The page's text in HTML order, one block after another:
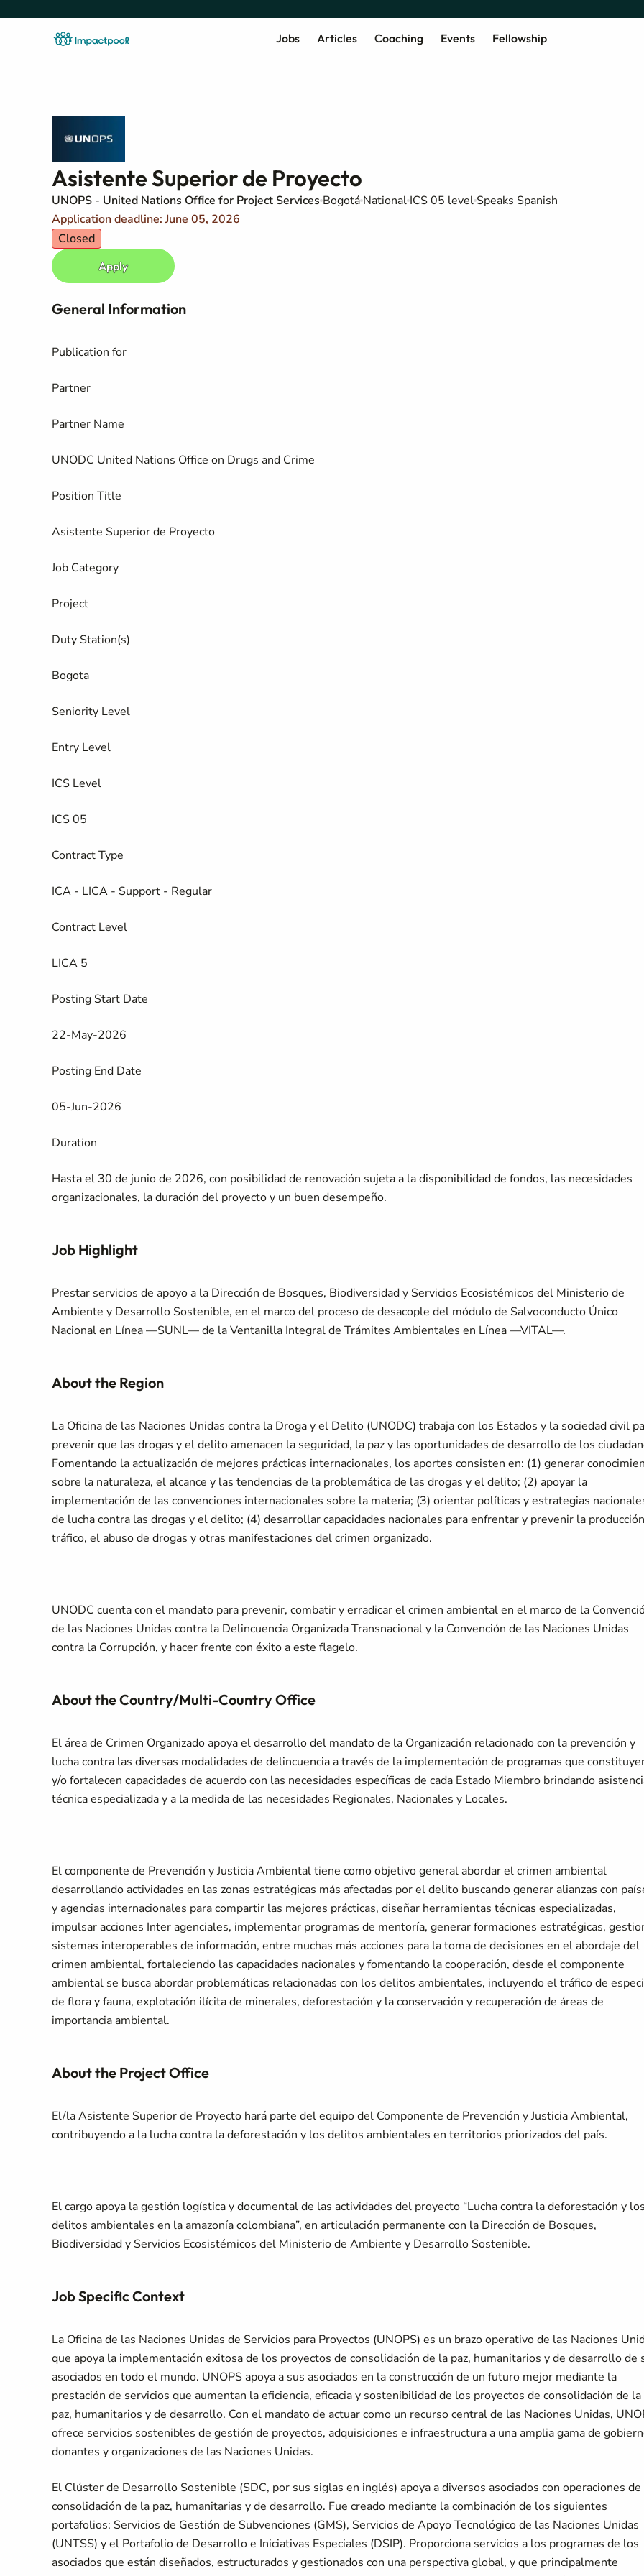
Jobs Articles Coaching Events Fellowship
Asistente Superior de Proyecto
UNOPS - United Nations Office for Project Services Bogotá National ICS 05 level Speaks Spanish
Application deadline: June 05, 2026
Closed
Apply
General Information
Publication for
Partner
Partner Name
UNODC United Nations Office on Drugs and Crime
Position Title
Asistente Superior de Proyecto
Job Category
Project
Duty Station(s)
Bogota
Seniority Level
Entry Level
ICS Level
ICS 05
Contract Type
ICA - LICA - Support - Regular
Contract Level
LICA 5
Posting Start Date
22-May-2026
Posting End Date
05-Jun-2026
Duration
Hasta el 30 de junio de 2026, con posibilidad de renovación sujeta a la disponibilidad de fondos, las necesidades
organizacionales, la duración del proyecto y un buen desempeño.
Job Highlight
Prestar servicios de apoyo a la Dirección de Bosques, Biodiversidad y Servicios Ecosistémicos del Ministerio de
Ambiente y Desarrollo Sostenible, en el marco del proceso de desacople del módulo de Salvoconducto Único
Nacional en Línea —SUNL— de la Ventanilla Integral de Trámites Ambientales en Línea —VITAL—.
About the Region
La Oficina de las Naciones Unidas contra la Droga y el Delito (UNODC) trabaja con los Estados y la sociedad civil
prevenir que las drogas y el delito amenacen la seguridad, la paz y las oportunidades de desarrollo de los
Fomentando la actualización de mejores prácticas internacionales, los aportes consisten en: (1) generar
sobre la naturaleza, el alcance y las tendencias de la problemática de las drogas y el delito; (2) apoyar la
implementación de las convenciones internacionales sobre la materia; (3) orientar políticas y estrategias
de lucha contra las drogas y el delito; (4) desarrollar capacidades nacionales para enfrentar y prevenir la
tráfico, el abuso de drogas y otras manifestaciones del crimen organizado.
UNODC cuenta con el mandato para prevenir, combatir y erradicar el crimen ambiental en el marco de la
de las Naciones Unidas contra la Delincuencia Organizada Transnacional y la Convención de las Naciones Unidas
contra la Corrupción, y hacer frente con éxito a este flagelo.
About the Country/Multi-Country Office
El área de Crimen Organizado apoya el desarrollo del mandato de la Organización relacionado con la prevención y
lucha contra las diversas modalidades de delincuencia a través de la implementación de programas que
y/o fortalecen capacidades de acuerdo con las necesidades específicas de cada Estado Miembro brindando
técnica especializada y a la medida de las necesidades Regionales, Nacionales y Locales.
El componente de Prevención y Justicia Ambiental tiene como objetivo general abordar el crimen ambiental
desarrollando actividades en las zonas estratégicas más afectadas por el delito buscando generar alianzas con
y agencias internacionales para compartir las mejores prácticas, diseñar herramientas técnicas especializadas,
impulsar acciones Inter agenciales, implementar programas de mentoría, generar formaciones estratégicas,
sistemas interoperables de información, entre muchas más acciones para la toma de decisiones en el abordaje del
crimen ambiental, fortaleciendo las capacidades nacionales y fomentando la cooperación, desde el componente
ambiental se busca abordar problemáticas relacionadas con los delitos ambientales, incluyendo el tráfico de
de flora y fauna, explotación ilícita de minerales, deforestación y la conservación y recuperación de áreas de
importancia ambiental.
About the Project Office
El/la Asistente Superior de Proyecto hará parte del equipo del Componente de Prevención y Justicia Ambiental,
contribuyendo a la lucha contra la deforestación y los delitos ambientales en territorios priorizados del país.
El cargo apoya la gestión logística y documental de las actividades del proyecto “Lucha contra la deforestación y los
delitos ambientales en la amazonía colombiana”, en articulación permanente con la Dirección de Bosques,
Biodiversidad y Servicios Ecosistémicos del Ministerio de Ambiente y Desarrollo Sostenible.
Job Specific Context
La Oficina de las Naciones Unidas de Servicios para Proyectos (UNOPS) es un brazo operativo de las Naciones
que apoya la implementación exitosa de los proyectos de consolidación de la paz, humanitarios y de desarrollo de
asociados en todo el mundo. UNOPS apoya a sus asociados en la construcción de un futuro mejor mediante la
prestación de servicios que aumentan la eficiencia, eficacia y sostenibilidad de los proyectos de consolidación de la
paz, humanitarios y de desarrollo. Con el mandato de actuar como un recurso central de las Naciones Unidas,
ofrece servicios sostenibles de gestión de proyectos, adquisiciones e infraestructura a una amplia gama de
donantes y organizaciones de las Naciones Unidas.
El Clúster de Desarrollo Sostenible (SDC, por sus siglas en inglés) apoya a diversos asociados con operaciones de
consolidación de la paz, humanitarias y de desarrollo. Fue creado mediante la combinación de los siguientes
portafolios: Servicios de Gestión de Subvenciones (GMS), Servicios de Apoyo Tecnológico de las Naciones Unidas
(UNTSS) y el Portafolio de Desarrollo e Iniciativas Especiales (DSIP). Proporciona servicios a los programas de los
asociados que están diseñados, estructurados y gestionados con una perspectiva global, y que principalmente